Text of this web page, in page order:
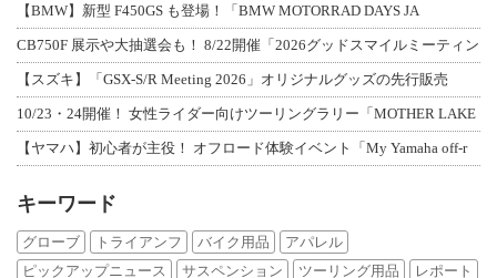
【BMW】新型 F450GS も登場！「BMW MOTORRAD DAYS JA
CB750F 展示や大抽選会も！ 8/22開催「2026グッドスマイルミーティン
【スズキ】「GSX-S/R Meeting 2026」オリジナルグッズの先行販売
10/23・24開催！ 女性ライダー向けツーリングラリー「MOTHER LAKE
【ヤマハ】初心者が主役！ オフロード体験イベント「My Yamaha off-r
キーワード
グローブ トライアンフ バイク用品
アパレル
ピックアップニュース
サスペンション ツーリング用品
レポート